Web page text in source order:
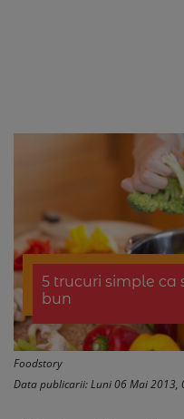
5 trucuri simple ca
bun
Foodstory
Data publicarii: Luni 06 Mai 2013,